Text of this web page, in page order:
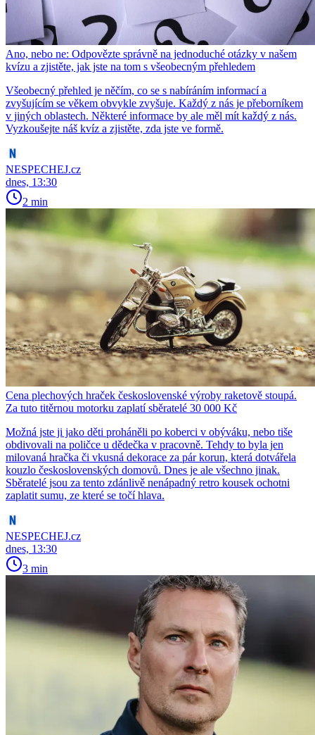
Ano, nebo ne: Odpovězte správně na jednoduché otázky v našem
kvízu a zjistěte, jak jste na tom s všeobecným přehledem
Všeobecný přehled je něčím, co se s nabíráním informací a
zvyšujícím se věkem obvykle zvyšuje. Každý z nás je přeborníkem
v jiných oblastech. Některé informace by ale měl mít každý z nás.
Vyzkoušejte náš kvíz a zjistěte, zda jste ve formě.
NESPECHEJ.cz
dnes, 13:30
2 min
Cena plechových hraček československé výroby raketově stoupá.
Za tuto titěrnou motorku zaplatí sběratelé 30 000 Kč
Možná jste ji jako děti proháněli po koberci v obýváku, nebo tiše
obdivovali na poličce u dědečka v pracovně. Tehdy to byla jen
milovaná hračka či vkusná dekorace za pár korun, která dotvářela
kouzlo československých domovů. Dnes je ale všechno jinak.
Sběratelé jsou za tento zdánlivě nenápadný retro kousek ochotni
zaplatit sumu, ze které se točí hlava.
NESPECHEJ.cz
dnes, 13:30
3 min